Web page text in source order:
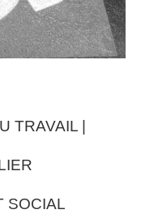
TRAVAIL |
SOCIAL